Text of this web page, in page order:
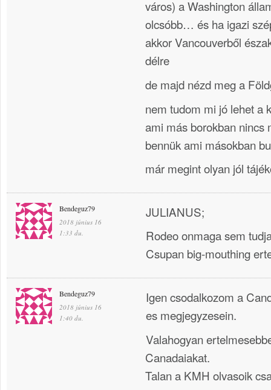
város) a Washington
olcsóbb… és ha igazi
akkor Vancouverből
délre
de majd nézd meg a
nem tudom mi jó lehet a
ami más borokban nincs
bennük ami másokban
már megint olyan jól
Bendeguz79
2018 június 16
1:33 du.
JULIANUS;
Rodeo onmaga sem
Csupan big-mouthing
Bendeguz79
2018 június 16
1:40 du.
Igen csodalkozom a
es megjegyzesein.
Valahogyan
Canadaiakat.
Talan a KMH olvasoik